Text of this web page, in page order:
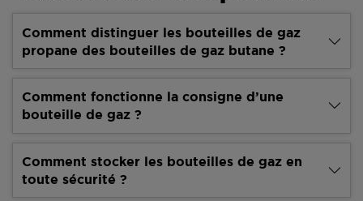
Comment distinguer les bouteilles de gaz
propane des bouteilles de gaz butane ?
Comment fonctionne la consigne d’une
bouteille de gaz ?
Comment stocker les bouteilles de gaz en
toute sécurité ?